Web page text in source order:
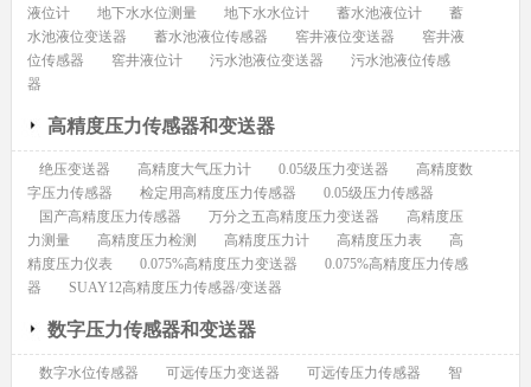
液位计
地下水水位测量 地下水水位计 蓄水池液位计
蓄
水池液位变送器
蓄水池液位传感器 窖井液位变送器
窖井液
位传感器
窖井液位计 污水池液位变送器
污水池液位传感
器
高精度压力传感器和变送器
绝压变送器 高精度大气压力计 0.05级压力变送器
高精度数
字压力传感器
检定用高精度压力传感器
0.05级压力传感器
国产高精度压力传感器
万分之五高精度压力变送器
高精度压
力测量
高精度压力检测 高精度压力计 高精度压力表
高
精度压力仪表
0.075%高精度压力变送器
0.075%高精度压力传感
器
SUAY12高精度压力传感器/变送器
数字压力传感器和变送器
数字水位传感器 可远传压力变送器 可远传压力传感器
智